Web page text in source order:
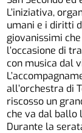
L’iniziativa,
umani e i diritti
giovanissimi
l’occasione di
con musica dal
all’orchestra di
riscosso un
che va dal ballo
Durante la